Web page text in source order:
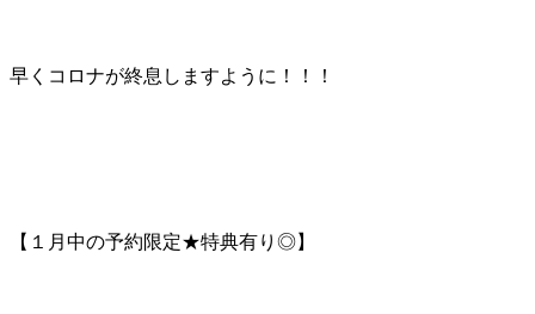
早くコロナが終息しますように！！！
【１月中の予約限定★特典有り◎】